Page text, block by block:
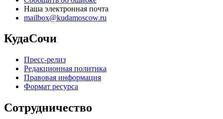
Наша электронная почта
mailbox@kudamoscow.ru
КудаСочи
Пресс-релиз
Редакционная политика
Правовая информация
Формат ресурса
Сотрудничество